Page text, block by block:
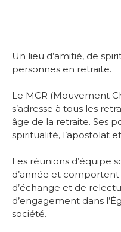
Un lieu d’amitié, de
personnes en retraite.
Le MCR (Mouvement
s’adresse à tous les
âge de la retraite. Ses
spiritualité, l’apostolat
Les réunions d’équipe
d’année et
d’échange et de
d’engagement dans
société.